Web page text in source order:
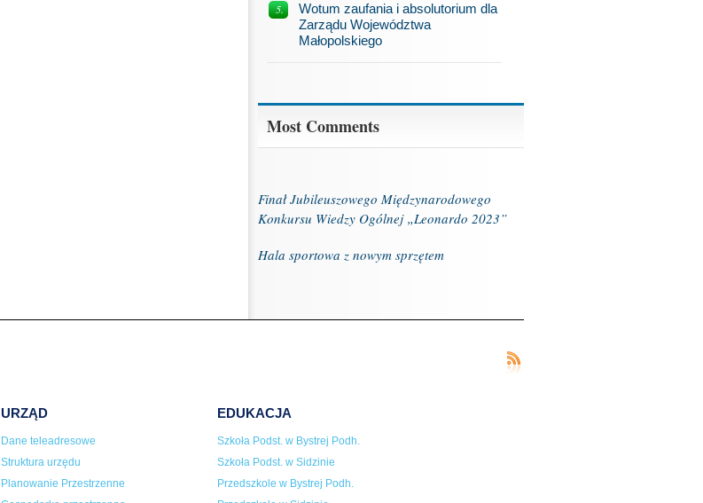
Wotum zaufania i absolutorium dla
Zarządu Województwa
Małopolskiego
Most Comments
Finał Jubileuszowego Międzynarodowego
Konkursu Wiedzy Ogólnej „Leonardo 2023”
Hala sportowa z nowym sprzętem
URZĄD
Dane teleadresowe
Struktura urzędu
Planowanie Przestrzenne
EDUKACJA
Szkoła Podst. w Bystrej Podh.
Szkoła Podst. w Sidzinie
Przedszkole w Bystrej Podh.